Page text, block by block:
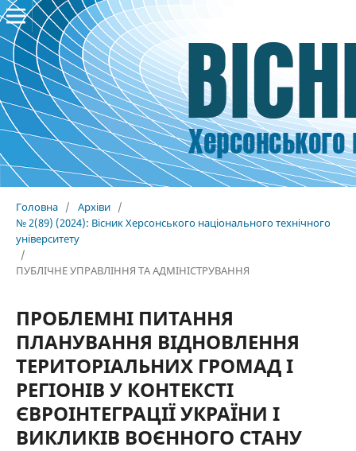
Головна / Архіви /
№ 2(89) (2024): Вісник Херсонського національного технічного
університету
/
ПУБЛІЧНЕ УПРАВЛІННЯ ТА АДМІНІСТРУВАННЯ
ПРОБЛЕМНІ ПИТАННЯ
ПЛАНУВАННЯ ВІДНОВЛЕННЯ
ТЕРИТОРІАЛЬНИХ ГРОМАД І
РЕГІОНІВ У КОНТЕКСТІ
ЄВРОІНТЕГРАЦІЇ УКРАЇНИ І
ВИКЛИКІВ ВОЄННОГО СТАНУ